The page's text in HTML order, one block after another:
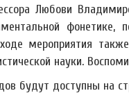
Любови
фонетике,
мероприятия
науки.
будут доступны на